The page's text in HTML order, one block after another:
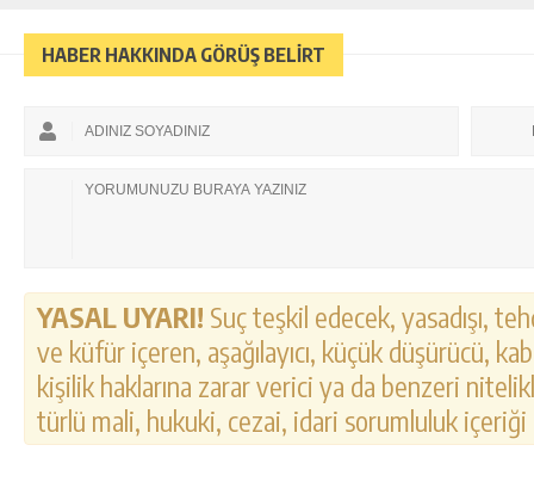
HABER HAKKINDA GÖRÜŞ BELİRT
YASAL UYARI! Suç teşkil edecek, yasadışı,
ve küfür içeren, aşağılayıcı, küçük düşürücü,
kişilik haklarına zarar verici ya da benzeri
türlü mali, hukuki, cezai, idari sorumluluk